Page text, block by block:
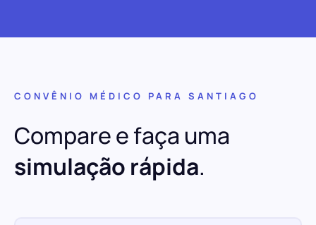
CONVÊNIO MÉDICO PARA SANTIAGO
Compare e faça uma
simulação rápida.